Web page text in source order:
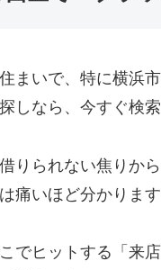
まいで、特に横浜
しなら、今すぐ検
りられない焦りか
痛いほど分かります
でヒットする「来